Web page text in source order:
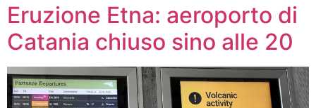
Eruzione Etna: aeroporto di
Catania chiuso sino alle 20